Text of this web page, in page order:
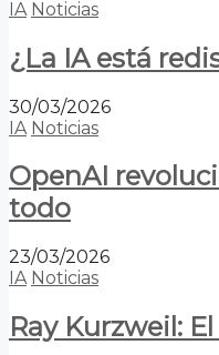
IA Noticias
¿La IA está
30/03/2026
IA Noticias
OpenAI
todo
23/03/2026
IA Noticias
Ray Kurzweil: